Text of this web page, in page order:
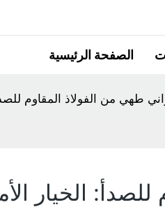
الصفحة الرئيسية
طهي من الفولاذ المقاوم
الخيار